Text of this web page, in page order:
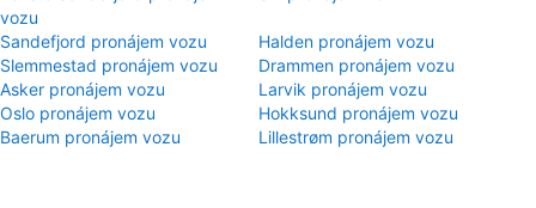
vozu
Sandefjord pronájem vozu
Halden pronájem vozu
Slemmestad pronájem vozu
Drammen pronájem vozu
Asker pronájem vozu
Larvik pronájem vozu
Oslo pronájem vozu
Hokksund pronájem vozu
Baerum pronájem vozu
Lillestrøm pronájem vozu